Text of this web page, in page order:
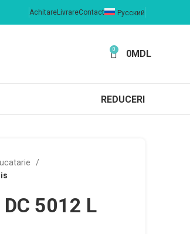
AchitareLivrareContact Русский
0 0MDL
REDUCERI
5012 L